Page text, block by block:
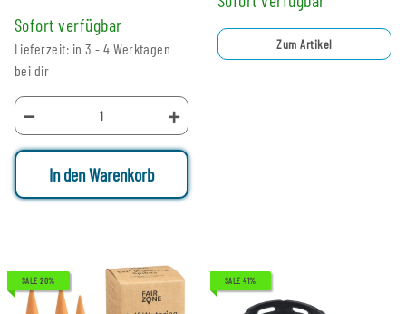
Sofort verfügbar
Lieferzeit: in 3 - 4 Werktagen
bei dir
In den Warenkorb
Zum Artikel
SALE 20% SALE 41%